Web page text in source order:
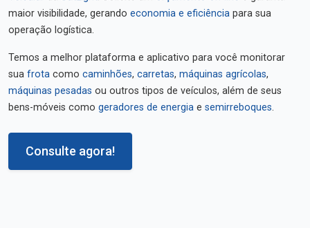
maior visibilidade, gerando economia e eficiência para sua
operação logística.
Temos a melhor plataforma e aplicativo para você monitorar
sua frota como caminhões, carretas, máquinas agrícolas,
máquinas pesadas ou outros tipos de veículos, além de seus
bens-móveis como geradores de energia e semirreboques.
Consulte agora!